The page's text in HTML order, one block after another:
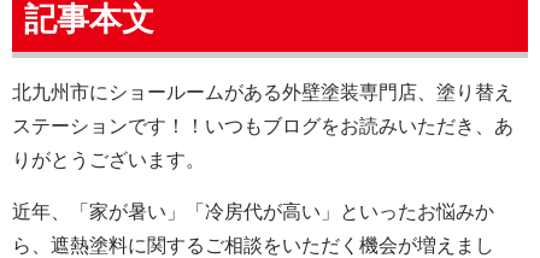
記事本文
北九州市にショールームがある外壁塗装専門店、塗り替え
ステーションです！！いつもブログをお読みいただき、あ
りがとうございます。
近年、「家が暑い」「冷房代が高い」といったお悩みか
ら、遮熱塗料に関するご相談をいただく機会が増えまし